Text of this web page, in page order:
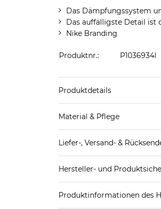
Das Dämpfungssystem
Das auffälligste Detail ist
Nike Branding
Produktnr.: P1036934I
Produktdetails
Material & Pflege
Futter Schuhe: Textil
Laufsohle: Sonstiges
Obermaterial Schuhe:
Liefer-, Versand- &
Spedition
Hersteller- und
Nike European
Produktinformationen des